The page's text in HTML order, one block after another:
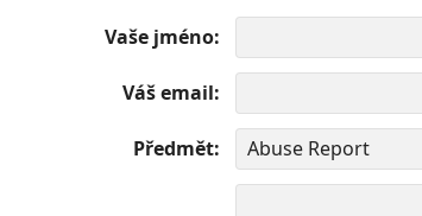
Vaše jméno
Váš email
Předmět